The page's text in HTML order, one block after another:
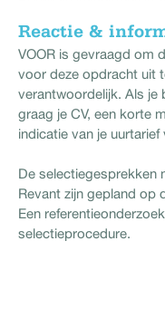
Reactie &
VOOR is gevraagd om
voor deze opdracht uit
verantwoordelijk. Als je
graag je CV, een korte
indicatie van je
De selectiegesprekken
Revant zijn gepland op
Een
selectieprocedure.